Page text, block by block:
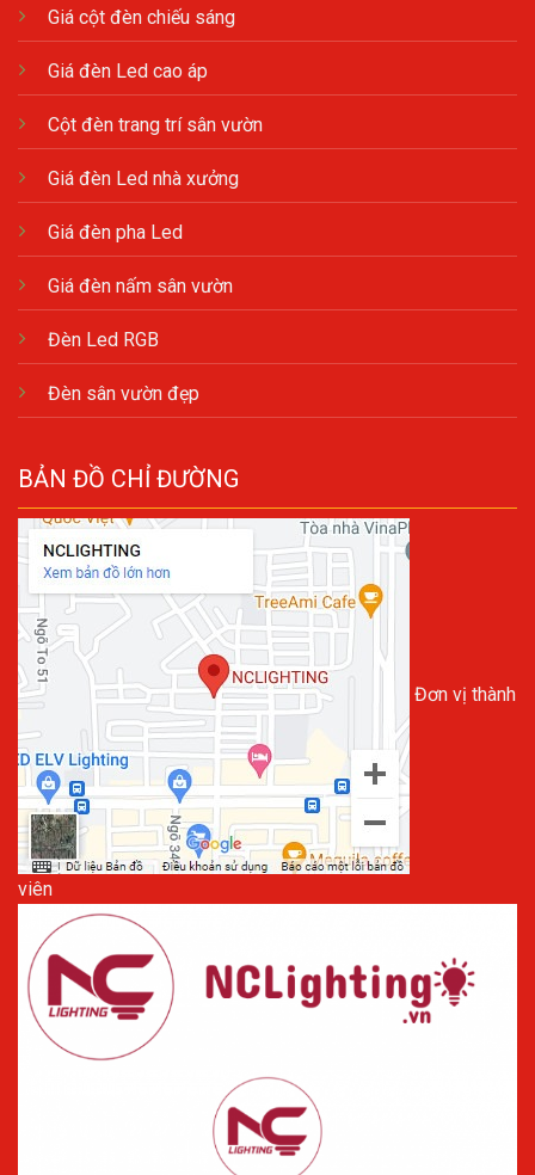
Giá cột đèn chiếu sáng
Giá đèn Led cao áp
Cột đèn trang trí sân vườn
Giá đèn Led nhà xưởng
Giá đèn pha Led
Giá đèn nấm sân vườn
Đèn Led RGB
Đèn sân vườn đẹp
BẢN ĐỒ CHỈ ĐƯỜNG
Đơn vị thành
viên